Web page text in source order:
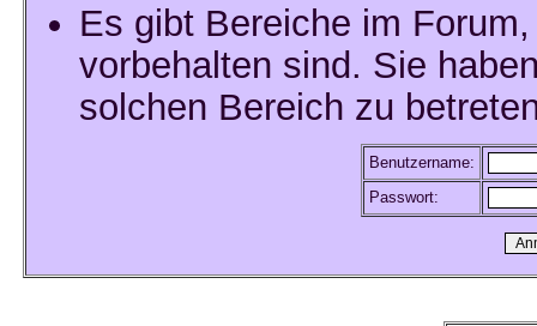
Es gibt Bereiche im
vorbehalten sind. Sie
solchen Bereich zu
Benutzername:
Passwort: